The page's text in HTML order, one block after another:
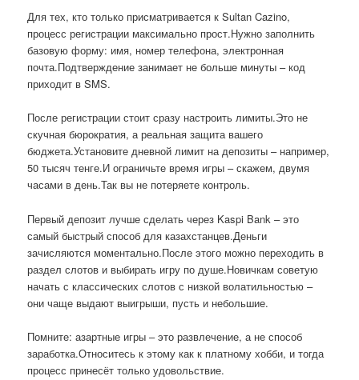
Для тех, кто только присматривается к Sultan Cazino,
процесс регистрации максимально прост.Нужно заполнить
базовую форму: имя, номер телефона, электронная
почта.Подтверждение занимает не больше минуты – код
приходит в SMS.
После регистрации стоит сразу настроить лимиты.Это не
скучная бюрократия, а реальная защита вашего
бюджета.Установите дневной лимит на депозиты – например,
50 тысяч тенге.И ограничьте время игры – скажем, двумя
часами в день.Так вы не потеряете контроль.
Первый депозит лучше сделать через Kaspi Bank – это
самый быстрый способ для казахстанцев.Деньги
зачисляются моментально.После этого можно переходить в
раздел слотов и выбирать игру по душе.Новичкам советую
начать с классических слотов с низкой волатильностью –
они чаще выдают выигрыши, пусть и небольшие.
Помните: азартные игры – это развлечение, а не способ
заработка.Относитесь к этому как к платному хобби, и тогда
процесс принесёт только удовольствие.